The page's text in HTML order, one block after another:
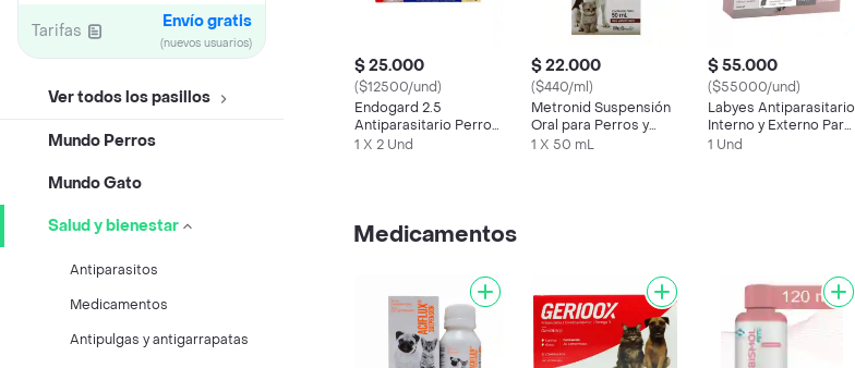
Tarifas Envío gratis
(nuevos usuarios)
Ver todos los pasillos
Mundo Perros
Mundo Gato
Salud y bienestar
Antiparasitos
Medicamentos
Antipulgas y antigarrapatas
$ 25.000
($12500/und)
Endogard 2.5
Antiparasitario Perro
Pequeño 2 Tableta
1 X 2 Und
$ 22.000
($440/ml)
Metronid Suspensión
Oral para Perros y
Gatos
1 X 50 mL
$ 55.000
($55000/und)
Labyes Antiparasitario
Interno y Externo Para
Gato Fullspot 4
1 Und
Medicamentos